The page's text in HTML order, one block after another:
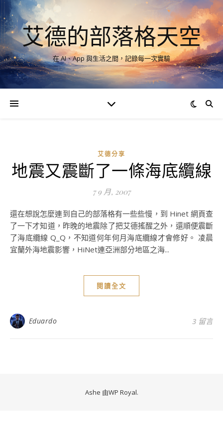
艾德的部落格天空
在 AI、App 與生活之間，記錄每一次實驗
艾德分享
地震又震斷了一條海底纜線
7 9 月, 2007
還在想說怎麼連到自己的部落格有一些些慢，到 Hinet 網頁查
了一下才知道，昨晚的地震除了把艾德搖醒之外，還順便震斷
了海底纜線 Q_Q，不知道何年何月海底纜線才會修好。 凌晨
宜蘭外海地震影響，HiNet連亞洲部分地區之海...
閱讀全文
Eduardo 3 留言
Ashe 由WP Royal.